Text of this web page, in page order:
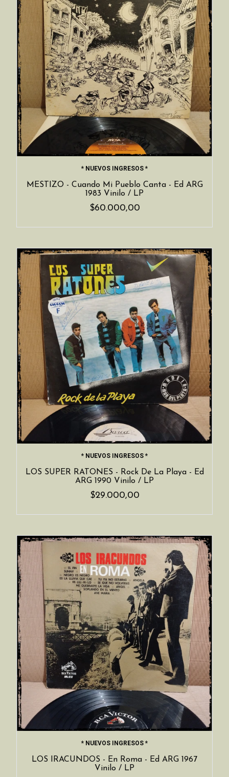
* NUEVOS INGRESOS *
MESTIZO - Cuando Mi Pueblo Canta - Ed ARG
1983 Vinilo / LP
$60.000,00
* NUEVOS INGRESOS *
LOS SUPER RATONES - Rock De La Playa - Ed
ARG 1990 Vinilo / LP
$29.000,00
* NUEVOS INGRESOS *
LOS IRACUNDOS - En Roma - Ed ARG 1967
Vinilo / LP